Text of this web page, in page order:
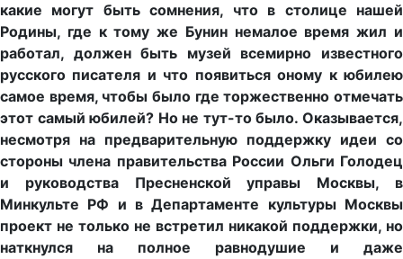
какие могут быть сомнения, что в столице нашей
Родины, где к тому же Бунин немалое время жил и
работал, должен быть музей всемирно известного
русского писателя и что появиться оному к юбилею
самое время, чтобы было где торжественно отмечать
этот самый юбилей? Но не тут-то было. Оказывается,
несмотря на предварительную поддержку идеи со
стороны члена правительства России Ольги Голодец
и руководства Пресненской управы Москвы, в
Минкульте РФ и в Департаменте культуры Москвы
проект не только не встретил никакой поддержки, но
наткнулся на полное равнодушие и даже